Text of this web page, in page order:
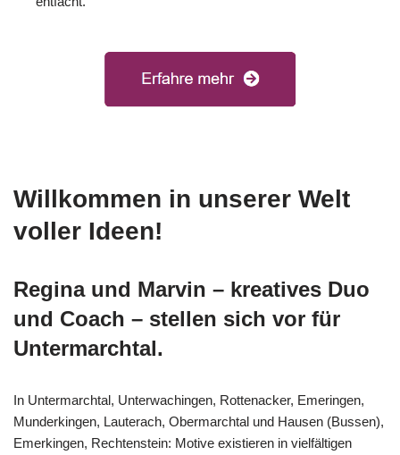
Willkommen in unserer Welt
voller Ideen!
Regina und Marvin – kreatives Duo
und Coach – stellen sich vor für
Untermarchtal.
In Untermarchtal, Unterwachingen, Rottenacker, Emeringen,
Munderkingen, Lauterach, Obermarchtal und Hausen (Bussen),
Emerkingen, Rechtenstein: Motive existieren in vielfältigen